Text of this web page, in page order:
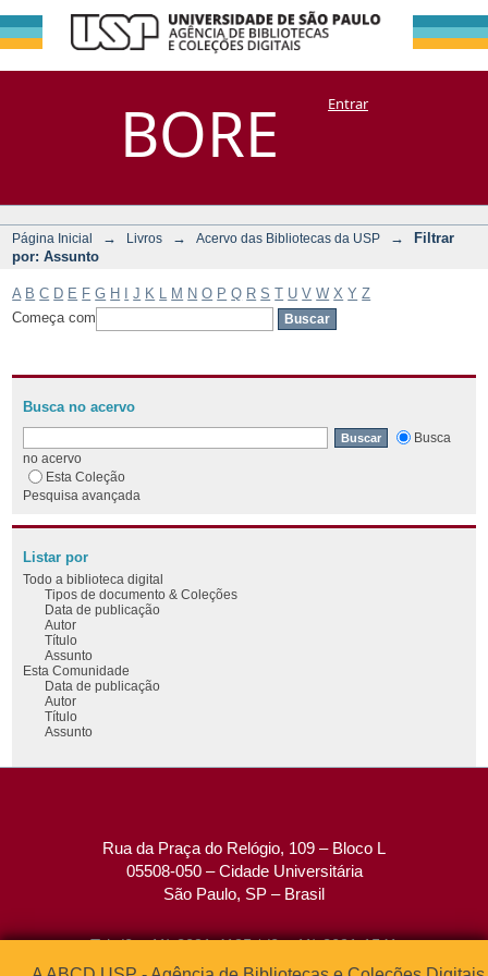
BORE
Filtrar por:
Assunto
DSpace/Manakin + CoriscoEntrar
Página Inicial → Livros → Acervo das Bibliotecas da USP →
Filtrar
por: Assunto
A B C D E F G H J K M N O P Q R S T U V W X Y Z
Começa com
Busca no acervo
Busca
no acervo
Esta Coleção
Pesquisa avançada
Listar por
Todo a biblioteca digital
Tipos de documento & Coleções
Data de publicação
Autor
Título
Assunto
Esta Comunidade
Data de publicação
Autor
Título
Assunto
Rua da Praça do Relógio, 109 – Bloco L
05508-050 – Cidade Universitária
São Paulo, SP – Brasil
Tel: (0xx11) 3091-4195 / (0xx11) 3091-1541
Fax: (0xx11) 3091-1567